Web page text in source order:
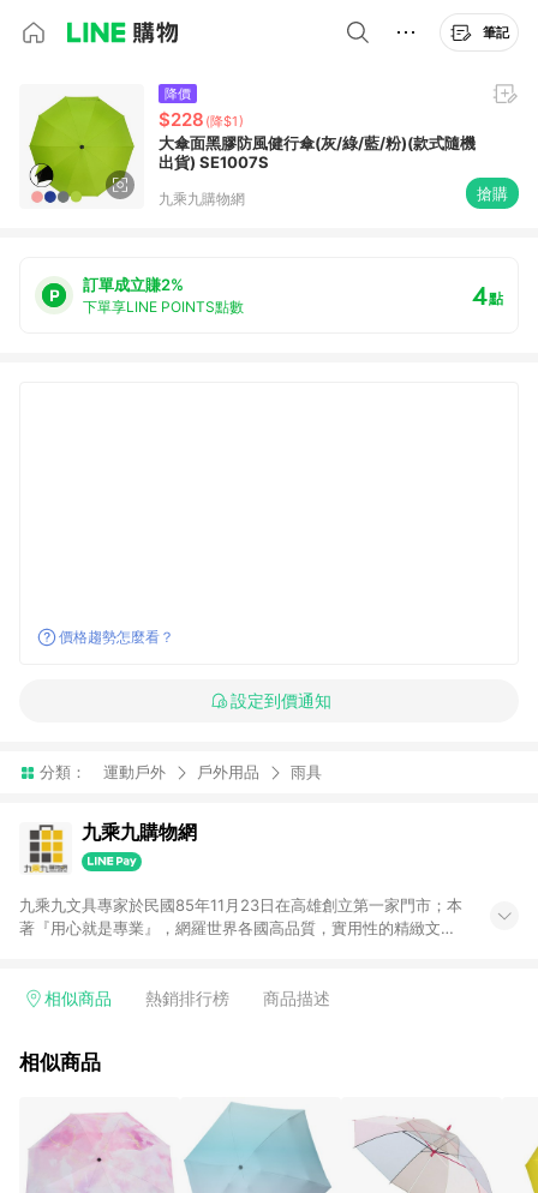
筆記
降價
$228 (降$1)
大傘面黑膠防風健行傘(灰/綠/藍/粉)(款式隨機
出貨) SE1007S
九乘九購物網 搶購
訂單成立賺2%
下單享LINE POINTS點數 4點
價格趨勢怎麼看？
設定到價通知
分類： 運動戶外 戶外用品 雨具
九乘九購物網
九乘九文具專家於民國85年11月23日在高雄創立第一家門市；本
著『用心就是專業』，網羅世界各國高品質，實用性的精緻文具
非店舖通路及整合虛實行銷為目標，並以完整的物流倉儲系統，
才享有回饋，點數將於廠商出貨後 30 天前後發送。 (2) 門市訂
導購資格。 (3) 使用九乘九APP下單，將無法獲得點數回饋。
相似商品 熱銷排行榜 商品描述
相似商品